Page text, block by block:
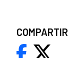
COMPARTIR